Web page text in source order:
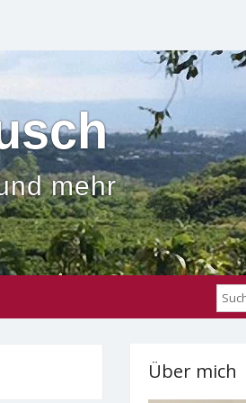
mehr
Über mich